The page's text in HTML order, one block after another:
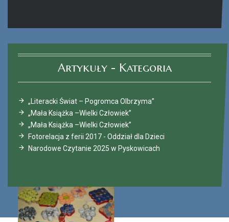
Artykuły - Kategoria
„Literacki Świat – Pogromca Olbrzyma”
„Mała Książka –Wielki Człowiek”
„Mała Książka –Wielki Człowiek”
Fotorelacja z ferii 2017 - Oddział dla Dzieci
Narodowe Czytanie 2025 w Pyskowicach